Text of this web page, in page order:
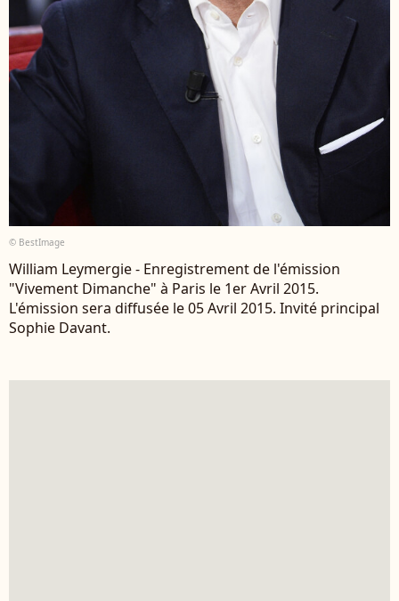
© BestImage
William Leymergie - Enregistrement de l'émission
"Vivement Dimanche" à Paris le 1er Avril 2015.
L'émission sera diffusée le 05 Avril 2015. Invité principal
Sophie Davant.